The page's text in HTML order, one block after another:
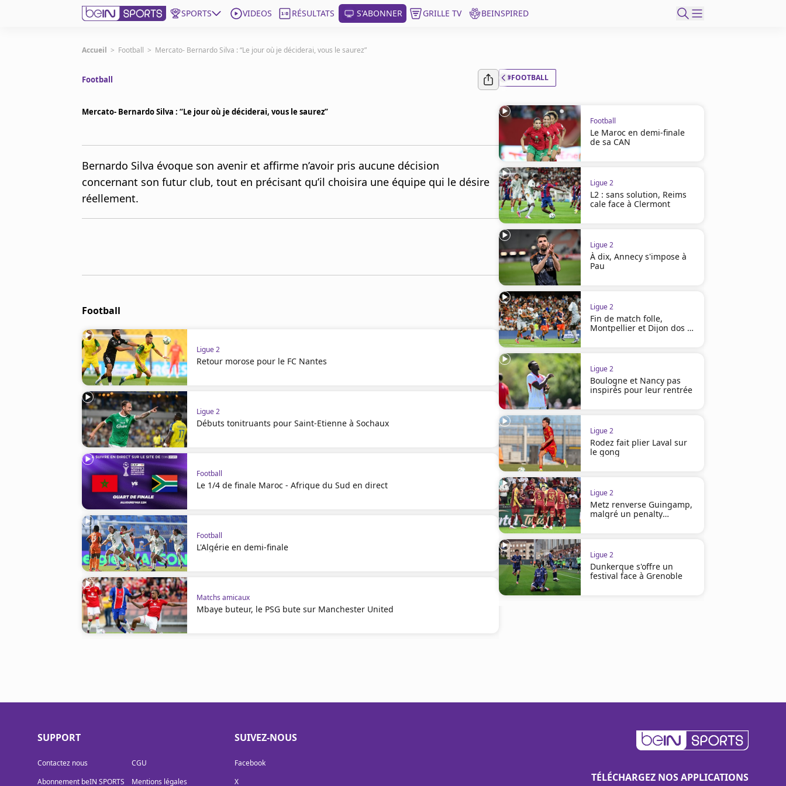
SPORTS VIDEOS RÉSULTATS S'ABONNER GRILLE TV BEINSPIRED
beIN SPORTS CONNECT
Gérer les notifications
Contactez nous
Accueil > Football > Mercato- Bernardo Silva : “Le jour où je déciderai, vous le saurez”
Football
Mercato- Bernardo Silva : “Le jour où je déciderai, vous le saurez”
Bernardo Silva évoque son avenir et affirme n’avoir pris aucune décision
concernant son futur club, tout en précisant qu’il choisira une équipe qui le désire
réellement.
Football
Ligue 2
Retour morose pour le FC Nantes
Ligue 2
Débuts tonitruants pour Saint-Etienne à Sochaux
Football
Le 1/4 de finale Maroc - Afrique du Sud en direct
Football
L'Algérie en demi-finale
Matchs amicaux
Mbaye buteur, le PSG bute sur Manchester United
#FOOTBALL
Football
Le Maroc en demi-finale
de sa CAN
Ligue 2
L2 : sans solution, Reims
cale face à Clermont
Ligue 2
À dix, Annecy s'impose à
Pau
Ligue 2
Fin de match folle,
Montpellier et Dijon dos à
Ligue 2
Boulogne et Nancy pas
inspirés pour leur rentrée
Ligue 2
Rodez fait plier Laval sur
le gong
Ligue 2
Metz renverse Guingamp,
malgré un penalty
Ligue 2
Dunkerque s'offre un
festival face à Grenoble
SUPPORT
Contactez nous
Abonnement beIN SPORTS
CGU
Mentions légales
SUIVEZ-NOUS
Facebook
X
TÉLÉCHARGEZ NOS APPLICATIONS